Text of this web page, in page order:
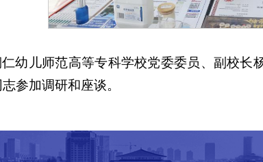
幼儿师范高等专科学校党委委员、副校长
参加调研和座谈。